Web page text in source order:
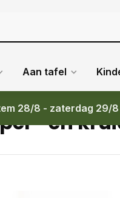
Aan tafel
28/8 - zaterdag 29/
en